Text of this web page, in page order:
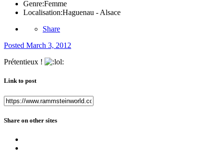
Genre:Femme
Localisation:Haguenau - Alsace
Share
Posted March 3, 2012
Prétentieux !
Link to post
Share on other sites